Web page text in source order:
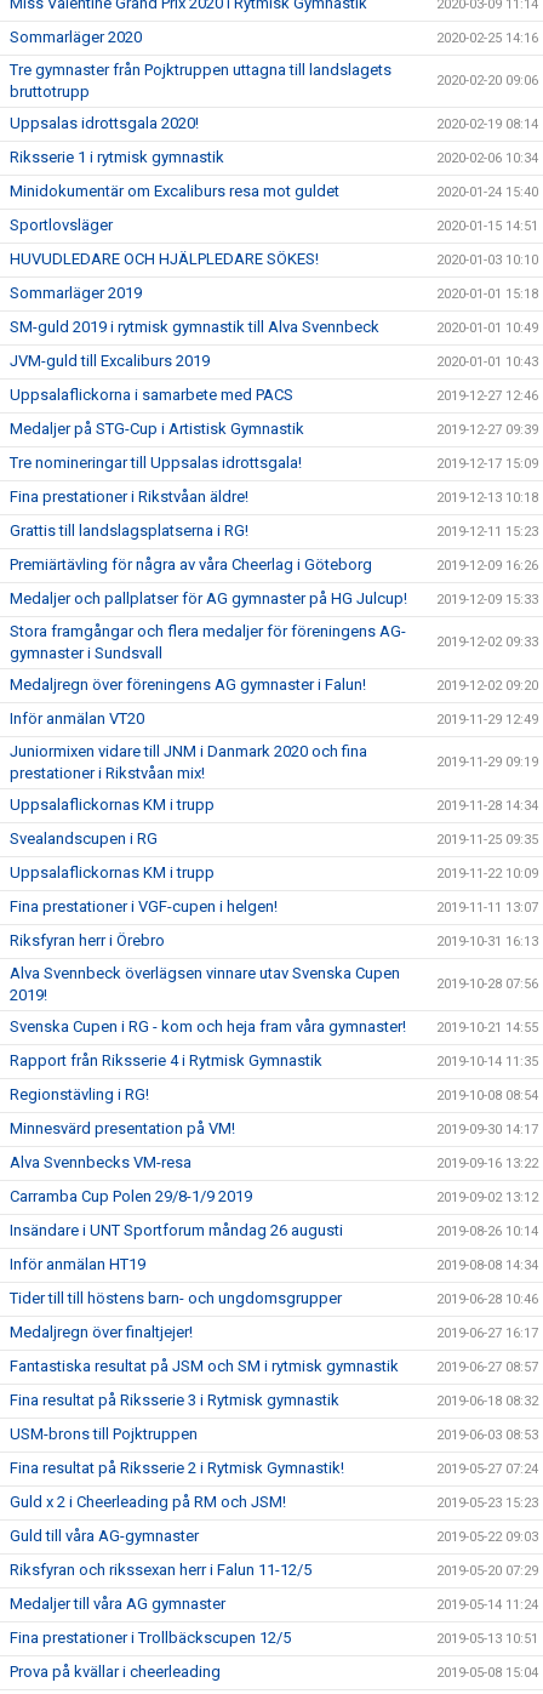
2020-03-09 11:14
Sommarläger 2020 2020-02-25 14:16
Tre gymnaster från Pojktruppen uttagna till landslagets
bruttotrupp
2020-02-20 09:06
Uppsalas idrottsgala 2020! 2020-02-19 08:14
Riksserie 1 i rytmisk gymnastik 2020-02-06 10:34
Minidokumentär om Excaliburs resa mot guldet 2020-01-24 15:40
Sportlovsläger 2020-01-15 14:51
HUVUDLEDARE OCH HJÄLPLEDARE SÖKES! 2020-01-03 10:10
Sommarläger 2019 2020-01-01 15:18
SM-guld 2019 i rytmisk gymnastik till Alva Svennbeck 2020-01-01 10:49
JVM-guld till Excaliburs 2019 2020-01-01 10:43
Uppsalaflickorna i samarbete med PACS 2019-12-27 12:46
Medaljer på STG-Cup i Artistisk Gymnastik 2019-12-27 09:39
Tre nomineringar till Uppsalas idrottsgala! 2019-12-17 15:09
Fina prestationer i Rikstvåan äldre! 2019-12-13 10:18
Grattis till landslagsplatserna i RG! 2019-12-11 15:23
Premiärtävling för några av våra Cheerlag i Göteborg 2019-12-09 16:26
Medaljer och pallplatser för AG gymnaster på HG Julcup! 2019-12-09 15:33
Stora framgångar och flera medaljer för föreningens AG-
gymnaster i Sundsvall
2019-12-02 09:33
Medaljregn över föreningens AG gymnaster i Falun! 2019-12-02 09:20
Inför anmälan VT20 2019-11-29 12:49
Juniormixen vidare till JNM i Danmark 2020 och fina
prestationer i Rikstvåan mix!
2019-11-29 09:19
Uppsalaflickornas KM i trupp 2019-11-28 14:34
Svealandscupen i RG 2019-11-25 09:35
Uppsalaflickornas KM i trupp 2019-11-22 10:09
Fina prestationer i VGF-cupen i helgen! 2019-11-11 13:07
Riksfyran herr i Örebro 2019-10-31 16:13
Alva Svennbeck överlägsen vinnare utav Svenska Cupen
2019!
2019-10-28 07:56
Svenska Cupen i RG - kom och heja fram våra gymnaster! 2019-10-21 14:55
Rapport från Riksserie 4 i Rytmisk Gymnastik 2019-10-14 11:35
Regionstävling i RG! 2019-10-08 08:54
Minnesvärd presentation på VM! 2019-09-30 14:17
Alva Svennbecks VM-resa 2019-09-16 13:22
Carramba Cup Polen 29/8-1/9 2019 2019-09-02 13:12
Insändare i UNT Sportforum måndag 26 augusti 2019-08-26 10:14
Inför anmälan HT19 2019-08-08 14:34
Tider till till höstens barn- och ungdomsgrupper 2019-06-28 10:46
Medaljregn över finaltjejer! 2019-06-27 16:17
Fantastiska resultat på JSM och SM i rytmisk gymnastik 2019-06-27 08:57
Fina resultat på Riksserie 3 i Rytmisk gymnastik 2019-06-18 08:32
USM-brons till Pojktruppen 2019-06-03 08:53
Fina resultat på Riksserie 2 i Rytmisk Gymnastik! 2019-05-27 07:24
Guld x 2 i Cheerleading på RM och JSM! 2019-05-23 15:23
Guld till våra AG-gymnaster 2019-05-22 09:03
Riksfyran och rikssexan herr i Falun 11-12/5 2019-05-20 07:29
Medaljer till våra AG gymnaster 2019-05-14 11:24
Fina prestationer i Trollbäckscupen 12/5 2019-05-13 10:51
Prova på kvällar i cheerleading 2019-05-08 15:04